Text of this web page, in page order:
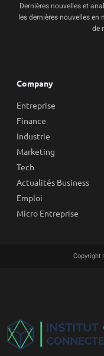
Dernières nouvelles et
les dernières nouvelles en
de
Company
Entreprise
Finance
Industrie
Marketing
Tech
Actualités Business
Emploi
Micro Entreprise
Copyright